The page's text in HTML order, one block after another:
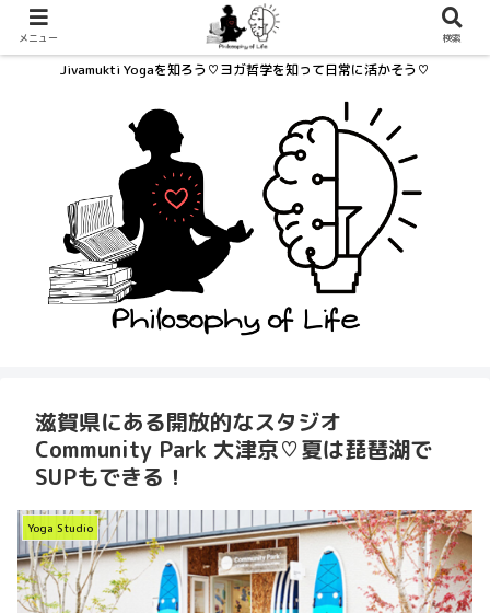
Jivamukti Yogaを知ろう♡ヨガ哲学を知って日常に活かそう♡
滋賀県にある開放的なスタジオ
Community Park 大津京♡夏は琵琶湖で
SUPもできる！
Yoga Studio
メニュー 検索